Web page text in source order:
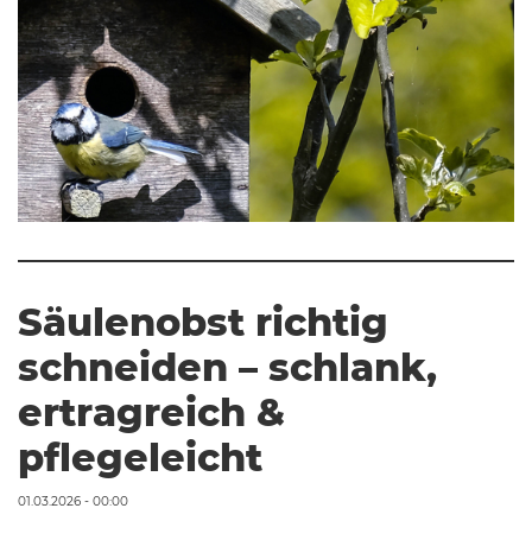
Säulenobst richtig
schneiden – schlank,
ertragreich &
pflegeleicht
01.03.2026 - 00:00